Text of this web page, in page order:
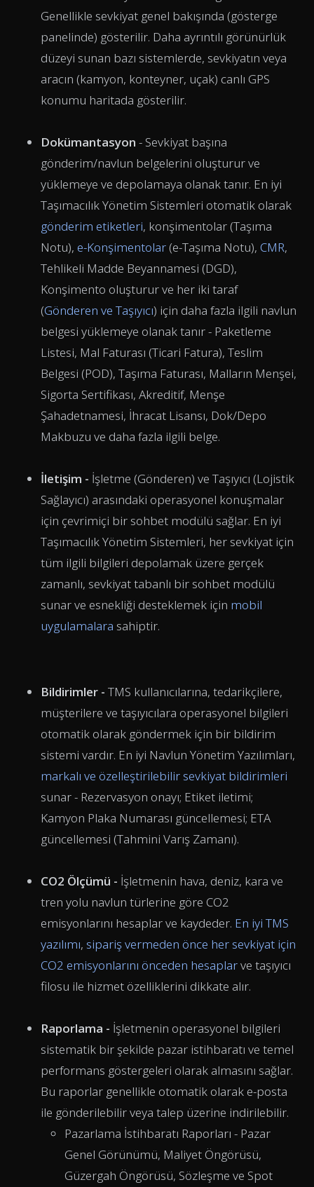
Genellikle sevkiyat genel bakışında (gösterge
panelinde) gösterilir. Daha ayrıntılı görünürlük
düzeyi sunan bazı sistemlerde, sevkiyatın veya
aracın (kamyon, konteyner, uçak) canlı GPS
konumu haritada gösterilir.
Dokümantasyon - Sevkiyat başına
gönderim/navlun belgelerini oluşturur ve
yüklemeye ve depolamaya olanak tanır. En iyi
Taşımacılık Yönetim Sistemleri otomatik olarak
gönderim etiketleri, konşimentolar (Taşıma
Notu), e-Konşimentolar (e-Taşıma Notu), CMR,
Tehlikeli Madde Beyannamesi (DGD),
Konşimento oluşturur ve her iki taraf
(Gönderen ve Taşıyıcı) için daha fazla ilgili navlun
belgesi yüklemeye olanak tanır - Paketleme
Listesi, Mal Faturası (Ticari Fatura), Teslim
Belgesi (POD), Taşıma Faturası, Malların Menşei,
Sigorta Sertifikası, Akreditif, Menşe
Şahadetnamesi, İhracat Lisansı, Dok/Depo
Makbuzu ve daha fazla ilgili belge.
İletişim - İşletme (Gönderen) ve Taşıyıcı (Lojistik
Sağlayıcı) arasındaki operasyonel konuşmalar
için çevrimiçi bir sohbet modülü sağlar. En iyi
Taşımacılık Yönetim Sistemleri, her sevkiyat için
tüm ilgili bilgileri depolamak üzere gerçek
zamanlı, sevkiyat tabanlı bir sohbet modülü
sunar ve esnekliği desteklemek için mobil
uygulamalara sahiptir.
Bildirimler - TMS kullanıcılarına, tedarikçilere,
müşterilere ve taşıyıcılara operasyonel bilgileri
otomatik olarak göndermek için bir bildirim
sistemi vardır. En iyi Navlun Yönetim Yazılımları,
markalı ve özelleştirilebilir sevkiyat bildirimleri
sunar - Rezervasyon onayı; Etiket iletimi;
Kamyon Plaka Numarası güncellemesi; ETA
güncellemesi (Tahmini Varış Zamanı).
CO2 Ölçümü - İşletmenin hava, deniz, kara ve
tren yolu navlun türlerine göre CO2
emisyonlarını hesaplar ve kaydeder. En iyi TMS
yazılımı, sipariş vermeden önce her sevkiyat için
CO2 emisyonlarını önceden hesaplarve taşıyıcı
filosu ile hizmet özelliklerini dikkate alır.
Raporlama - İşletmenin operasyonel bilgileri
sistematik bir şekilde pazar istihbaratı ve temel
performans göstergeleri olarak almasını sağlar.
Bu raporlar genellikle otomatik olarak e-posta
ile gönderilebilir veya talep üzerine indirilebilir.
Pazarlama İstihbaratı Raporları - Pazar
Genel Görünümü, Maliyet Öngörüsü,
Güzergah Öngörüsü, Sözleşme ve Spot